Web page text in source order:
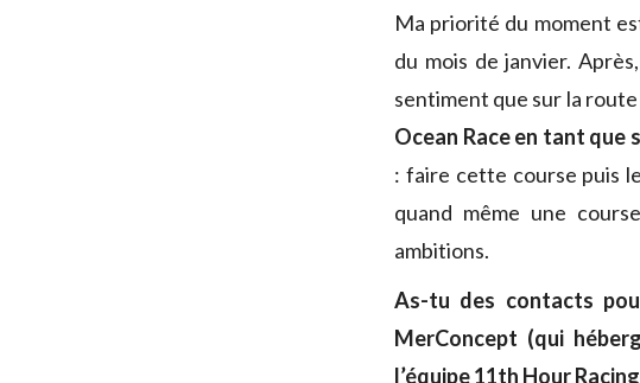
Ma priorité du moment
du mois de janvier.
sentiment que sur la route
Ocean Race en tant que
: faire cette course puis
quand même une
ambitions.
As-tu des contacts
MerConcept (qui
l’équipe 11th Hour